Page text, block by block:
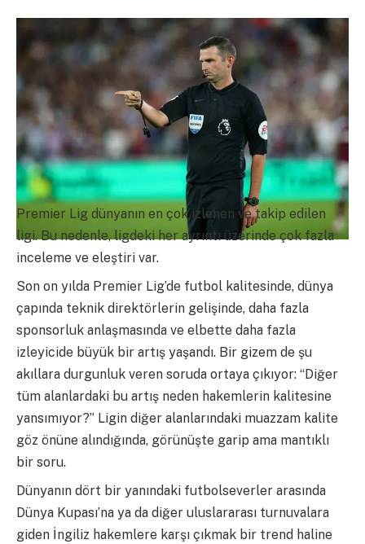
Premier Lig dünyanın en çok izlenen ve takip edilen
ligi. Bu nedenle, ligdeki her ayrıntı üzerinde çok fazla
inceleme ve eleştiri var.
Son on yılda Premier Lig’de futbol kalitesinde, dünya
çapında teknik direktörlerin gelişinde, daha fazla
sponsorluk anlaşmasında ve elbette daha fazla
izleyicide büyük bir artış yaşandı. Bir gizem de şu
akıllara durgunluk veren soruda ortaya çıkıyor: “Diğer
tüm alanlardaki bu artış neden hakemlerin kalitesine
yansımıyor?” Ligin diğer alanlarındaki muazzam kalite
göz önüne alındığında, görünüşte garip ama mantıklı
bir soru.
Dünyanın dört bir yanındaki futbolseverler arasında
Dünya Kupası’na ya da diğer uluslararası turnuvalara
giden İngiliz hakemlere karşı çıkmak bir trend haline